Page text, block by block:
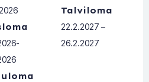
Talviloma
22.2.2027 –
26.2.2027